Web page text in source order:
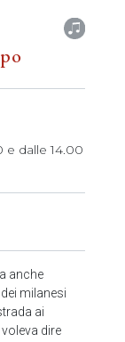
e dalle 14.00
anche
milanesi
ai
dire